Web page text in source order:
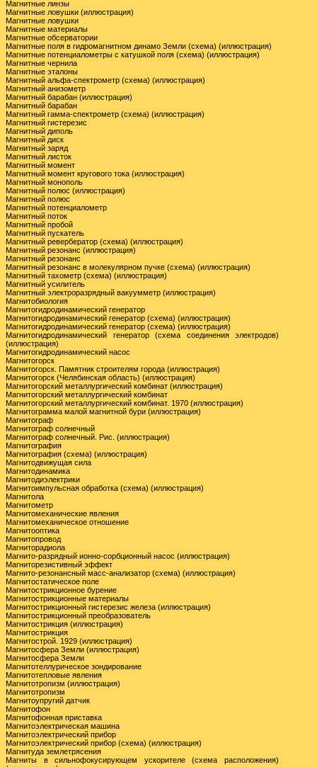
Магнитные линзы
Магнитные ловушки (иллюстрация)
Магнитные ловушки
Магнитные материалы
Магнитные обсерватории
Магнитные поля в гидромагнитном динамо Земли (схема) (иллюстрация)
Магнитные потенциалометры с катушкой поля (схема) (иллюстрация)
Магнитные чернила
Магнитные эталоны
Магнитный альфа-спектрометр (схема) (иллюстрация)
Магнитный анизометр
Магнитный барабан (иллюстрация)
Магнитный барабан
Магнитный гамма-спектрометр (схема) (иллюстрация)
Магнитный гистерезис
Магнитный диполь
Магнитный диск
Магнитный заряд
Магнитный листок
Магнитный момент
Магнитный момент кругового тока (иллюстрация)
Магнитный монополь
Магнитный полюс (иллюстрация)
Магнитный полюс
Магнитный потенциалометр
Магнитный поток
Магнитный пробой
Магнитный пускатель
Магнитный ревербератор (схема) (иллюстрация)
Магнитный резонанс (иллюстрация)
Магнитный резонанс
Магнитный резонанс в молекулярном пучке (схема) (иллюстрация)
Магнитный тахометр (схема) (иллюстрация)
Магнитный усилитель
Магнитный электроразрядный вакуумметр (иллюстрация)
Магнитобиология
Магнитогидродинамический генератор
Магнитогидродинамический генератор (схема) (иллюстрация)
Магнитогидродинамический генератор (схема) (иллюстрация)
Магнитогидродинамический генератор (схема соединения электродов)
(иллюстрация)
Магнитогидродинамический насос
Магнитогорск
Магнитогорск. Памятник строителям города (иллюстрация)
Магнитогорск (Челябинская область) (иллюстрация)
Магнитогорский металлургический комбинат (иллюстрация)
Магнитогорский металлургический комбинат
Магнитогорский металлургический комбинат. 1970 (иллюстрация)
Магнитограмма малой магнитной бури (иллюстрация)
Магнитограф
Магнитограф солнечный
Магнитограф солнечный. Рис. (иллюстрация)
Магнитография
Магнитография (схема) (иллюстрация)
Магнитодвижущая сила
Магнитодинамика
Магнитодиэлектрики
Магнитоимпульсная обработка (схема) (иллюстрация)
Магнитола
Магнитометр
Магнитомеханические явления
Магнитомеханическое отношение
Магнитооптика
Магнитопровод
Магниторадиола
Магнито-разрядный ионно-сорбционный насос (иллюстрация)
Магниторезистивный эффект
Магнито-резонансный масс-анализатор (схема) (иллюстрация)
Магнитостатическое поле
Магнитострикционное бурение
Магнитострикционные материалы
Магнитострикционный гистерезис железа (иллюстрация)
Магнитострикционный преобразователь
Магнитострикция (иллюстрация)
Магнитострикция
Магнитострой. 1929 (иллюстрация)
Магнитосфера Земли (иллюстрация)
Магнитосфера Земли
Магнитотеллурическое зондирование
Магнитотепловые явления
Магнитотропизм (иллюстрация)
Магнитотропизм
Магнитоупругий датчик
Магнитофон
Магнитофонная приставка
Магнитоэлектрическая машина
Магнитоэлектрический прибор
Магнитоэлектрический прибор (схема) (иллюстрация)
Магнитуда землетрясения
Магниты в сильнофокусирующем ускорителе (схема расположения)